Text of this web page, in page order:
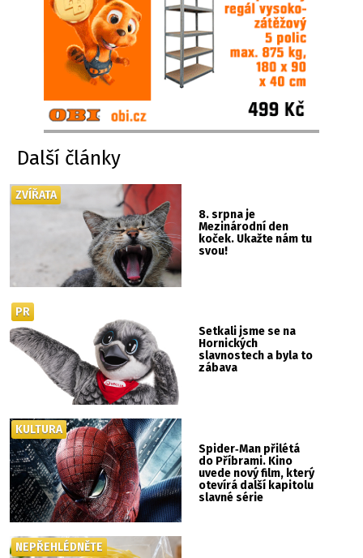
Další články
8. srpna je
Mezinárodní den
koček. Ukažte nám tu
svou!
ZVÍŘATA
Setkali jsme se na
Hornických
slavnostech a byla to
zábava
PR
Spider‑Man přilétá
do Příbrami. Kino
uvede nový film, který
otevírá další kapitolu
slavné série
KULTURA
NEPŘEHLÉDNĚTE